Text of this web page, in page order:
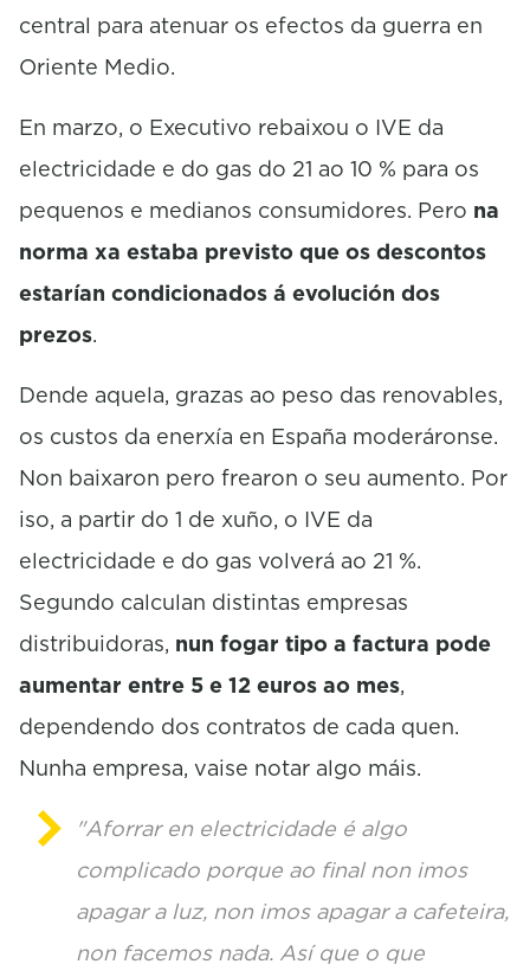
c
o
n
s
central para atenuar os efectos da guerra en
Oriente Medio.
En marzo, o Executivo rebaixou o IVE da
electricidade e do gas do 21 ao 10 % para os
pequenos e medianos consumidores. Pero na
norma xa estaba previsto que os descontos
estarían condicionados á evolución dos
prezos.
Dende aquela, grazas ao peso das renovables,
os custos da enerxía en España moderáronse.
Non baixaron pero frearon o seu aumento. Por
iso, a partir do 1 de xuño, o IVE da
electricidade e do gas volverá ao 21 %.
Segundo calculan distintas empresas
distribuidoras, nun fogar tipo a factura pode
aumentar entre 5 e 12 euros ao mes,
dependendo dos contratos de cada quen.
Nunha empresa, vaise notar algo máis.
"Aforrar en electricidade é algo
complicado porque ao final non imos
apagar a luz, non imos apagar a cafeteira,
non facemos nada. Así que o que